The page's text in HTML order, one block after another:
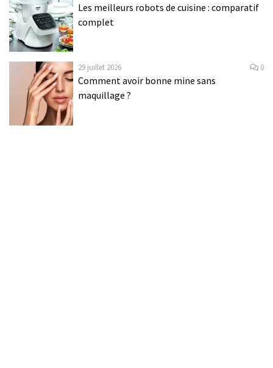
Les meilleurs robots de cuisine : comparatif
complet
29 juillet 2026 0
Comment avoir bonne mine sans
maquillage ?